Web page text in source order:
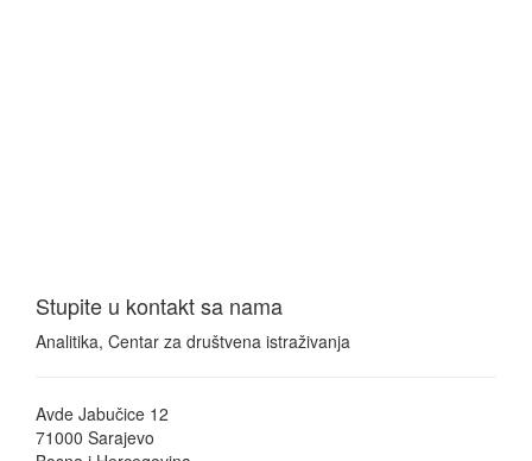
Stupite u kontakt sa nama
Analitika, Centar za društvena istraživanja
Avde Jabučice 12
71000 Sarajevo